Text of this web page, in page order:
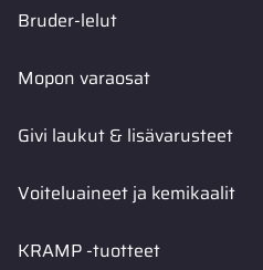
Bruder-lelut
Mopon varaosat
Givi laukut & lisävarusteet
Voiteluaineet ja kemikaalit
KRAMP -tuotteet